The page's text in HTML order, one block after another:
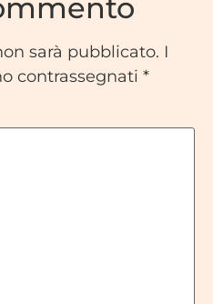
sarà pubblicato. I
contrassegnati *